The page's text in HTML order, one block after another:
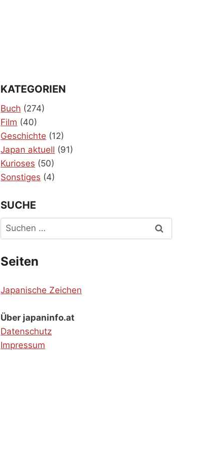
KATEGORIEN
Buch (274)
Film (40)
Geschichte (12)
Japan aktuell (91)
Kurioses (50)
Sonstiges (4)
SUCHE
Suchen
nach:
Seiten
Japanische Zeichen
Über japaninfo.at
Datenschutz
Impressum